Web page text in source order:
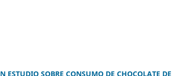
SOBRE CONSUMO DE CHOCOLATE DE